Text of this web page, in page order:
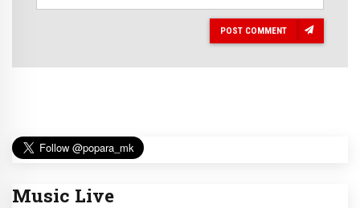
POST COMMENT
Music Live